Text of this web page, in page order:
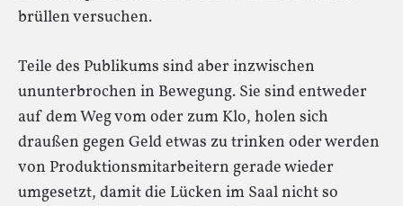
brüllen versuchen.
Teile des Publikums sind aber inzwischen
ununterbrochen in Bewegung. Sie sind entweder
auf dem Weg vom oder zum Klo, holen sich
draußen gegen Geld etwas zu trinken oder werden
von Produktionsmitarbeitern gerade wieder
umgesetzt, damit die Lücken im Saal nicht so